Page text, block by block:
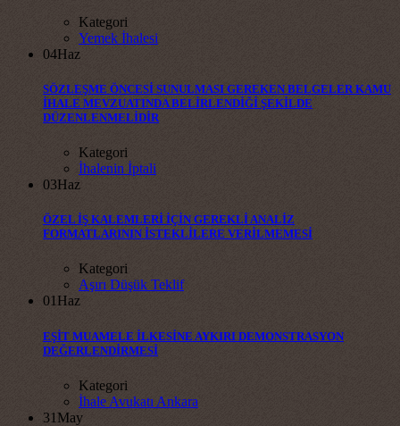
Kategori
Yemek İhalesi
04Haz
SÖZLEŞME ÖNCESİ SUNULMASI GEREKEN BELGELER KAMU
İHALE MEVZUATINDA BELİRLENDİĞİ ŞEKİLDE
DÜZENLENMELİDİR
Kategori
İhalenin İptali
03Haz
ÖZEL İŞ KALEMLERİ İÇİN GEREKLİ ANALİZ
FORMATLARININ İSTEKLİLERE VERİLMEMESİ
Kategori
Aşırı Düşük Teklif
01 Haz
EŞİT MUAMELE İLKESİNE AYKIRI DEMONSTRASYON
DEĞERLENDİRMESİ
Kategori
İhale Avukatı Ankara
31May